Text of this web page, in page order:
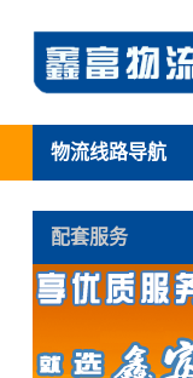
物流线路导航
配套服务